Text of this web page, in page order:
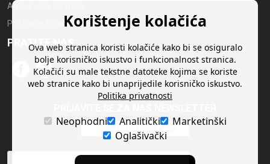
Arhiva web stranice
Postavke kolačića
PRATITE NAS
Korištenje kolačića
Ova web stranica koristi kolačiće kako bi se osiguralo
bolje korisničko iskustvo i funkcionalnost stranica.
Kolačići su male tekstne datoteke kojima se koriste
web stranice kako bi unaprijedile korisničko iskustvo.
Politika privatnosti
Neophodni Analitički
Marketinški
Oglašivački